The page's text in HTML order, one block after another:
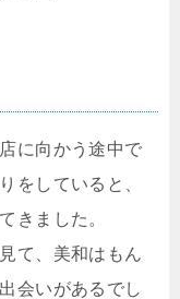
に向かう途中で
をしていると、
きました。
て、美和はもん
会いがあるでし